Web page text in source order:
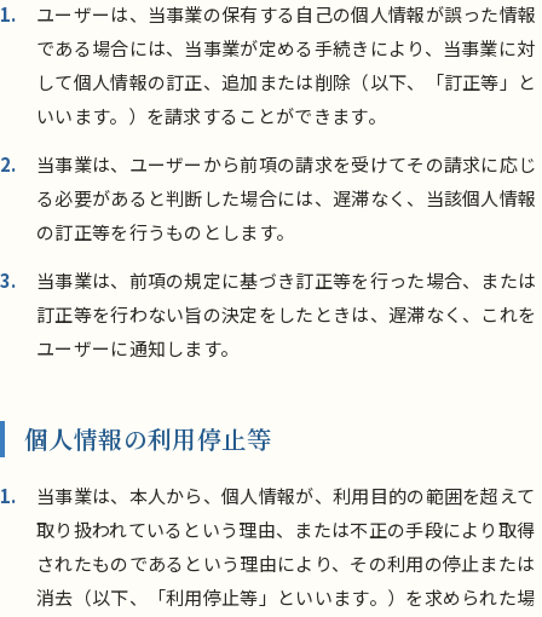
ユーザーは、当事業の保有する自己の個人情報が誤った情報
である場合には、当事業が定める手続きにより、当事業に対
して個人情報の訂正、追加または削除（以下、「訂正等」と
いいます。）を請求することができます。
当事業は、ユーザーから前項の請求を受けてその請求に応じ
る必要があると判断した場合には、遅滞なく、当該個人情報
の訂正等を行うものとします。
当事業は、前項の規定に基づき訂正等を行った場合、または
訂正等を行わない旨の決定をしたときは、遅滞なく、これを
ユーザーに通知します。
個人情報の利用停止等
当事業は、本人から、個人情報が、利用目的の範囲を超えて
取り扱われているという理由、または不正の手段により取得
されたものであるという理由により、その利用の停止または
消去（以下、「利用停止等」といいます。）を求められた場